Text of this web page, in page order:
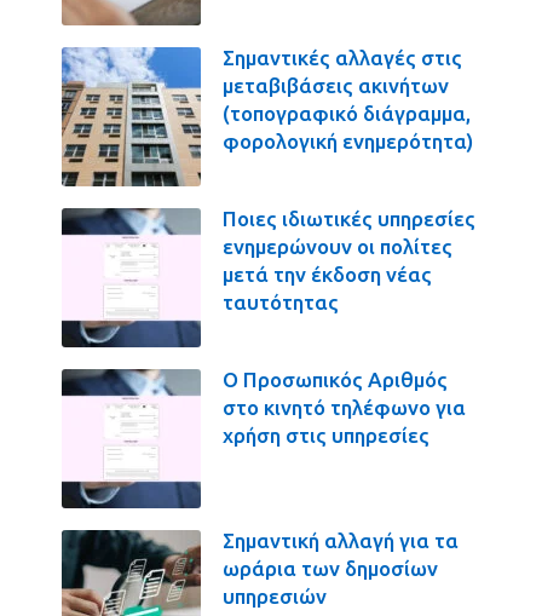
Σημαντικές αλλαγές στις
μεταβιβάσεις ακινήτων
(τοπογραφικό διάγραμμα,
φορολογική ενημερότητα)
Ποιες ιδιωτικές υπηρεσίες
ενημερώνουν οι πολίτες
μετά την έκδοση νέας
ταυτότητας
Ο Προσωπικός Αριθμός
στο κινητό τηλέφωνο για
χρήση στις υπηρεσίες
Σημαντική αλλαγή για τα
ωράρια των δημοσίων
υπηρεσιών